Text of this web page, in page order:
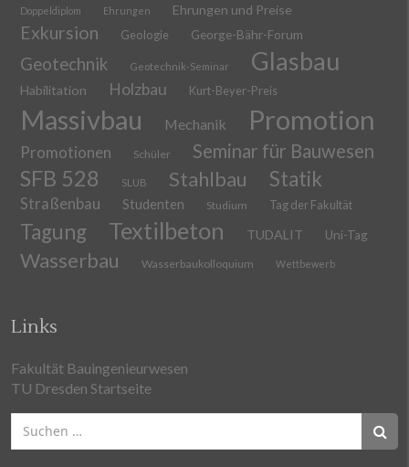
Doppeldiplom Ehrungen Ehrungen und Preise
Exkursion Geologie George-Bähr-Forum
Geotechnik Geotechnik-Seminar Glasbau
Habilitation Holzbau Kurt-Beyer-Preis
Massivbau Mechanik Promotion
Promotionen Schüler Seminar für Bauwesen
SFB 528 SLUB Stahlbau Statik
Straßenbau Studenten Studium Tag der Fakultät
Tagung Textilbeton TUDALIT Uni-Tag
Wasserbau Wasserbaukolloquium Wettbewerb
Links
Fakultät Bauingenieurwesen
TU Dresden Startseite
Suchen
nach: